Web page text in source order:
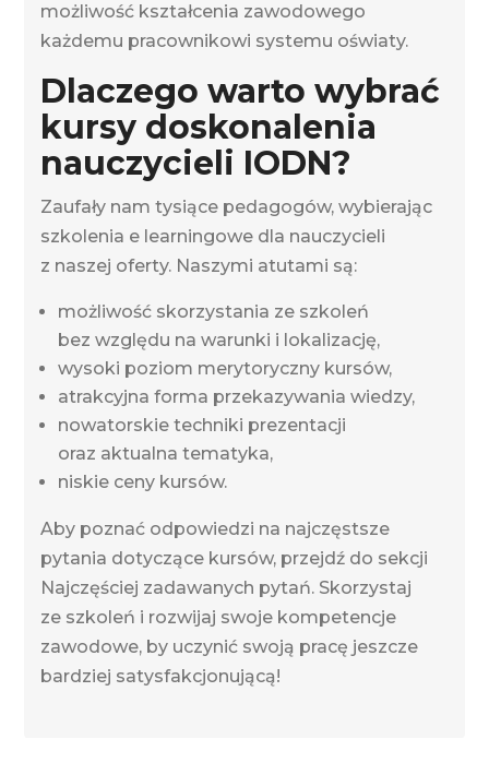
możliwość kształcenia zawodowego
każdemu pracownikowi systemu oświaty.
Dlaczego warto wybrać
kursy doskonalenia
nauczycieli IODN?
Zaufały nam tysiące pedagogów, wybierając
szkolenia e learningowe dla nauczycieli
z naszej oferty. Naszymi atutami są:
możliwość skorzystania ze szkoleń
bez względu na warunki i lokalizację,
wysoki poziom merytoryczny kursów,
atrakcyjna forma przekazywania wiedzy,
nowatorskie techniki prezentacji
oraz aktualna tematyka,
niskie ceny kursów.
Aby poznać odpowiedzi na najczęstsze
pytania dotyczące kursów, przejdź do sekcji
Najczęściej zadawanych pytań. Skorzystaj
ze szkoleń i rozwijaj swoje kompetencje
zawodowe, by uczynić swoją pracę jeszcze
bardziej satysfakcjonującą!